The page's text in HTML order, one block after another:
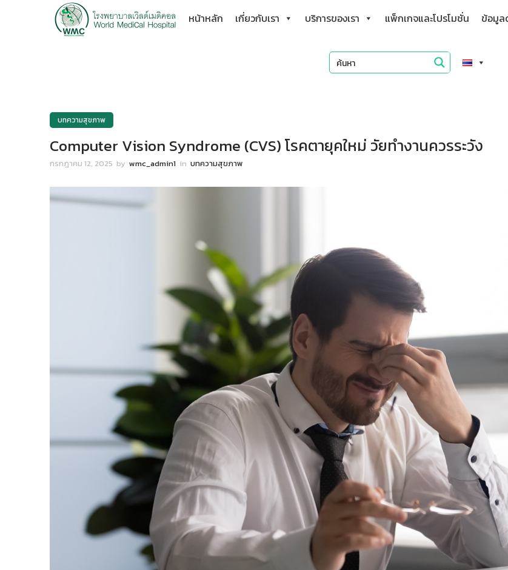
หน้าหลัก เกี่ยวกับเรา บริการของเรา แพ็กเกจและโปรโมชั่น ข้อมูล
บทความสุขภาพ
Computer Vision Syndrome (CVS) โรคตายุคใหม่ วัยทำงานควรระวัง
กรกฎาคม 12, 2025 by wmc_admin1 in บทความสุขภาพ